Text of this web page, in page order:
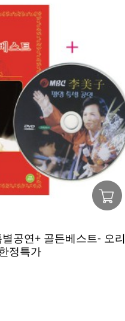
공연+ 골든베스트- 오리
정특가